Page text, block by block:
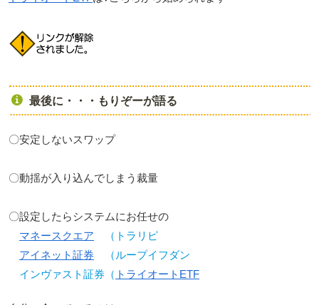
最後に・・・もりぞーが語る
〇安定しないスワップ
〇動揺が入り込んでしまう裁量
〇設定したらシステムにお任せの
マネースクエア
（トラリピ
アイネット証券
（ループイフダン
インヴァスト証券（ トライオートETF